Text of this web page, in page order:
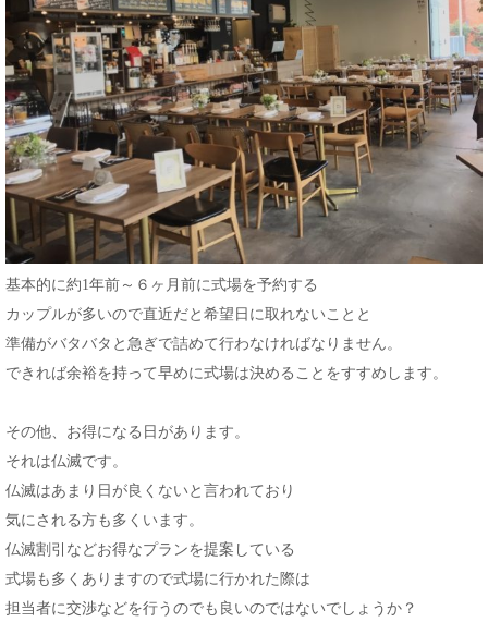
基本的に約1年前～６ヶ月前に式場を予約する
カップルが多いので直近だと希望日に取れないことと
準備がバタバタと急ぎで詰めて行わなければなりません。
できれば余裕を持って早めに式場は決めることをすすめします。
その他、お得になる日があります。
それは仏滅です。
仏滅はあまり日が良くないと言われており
気にされる方も多くいます。
仏滅割引などお得なプランを提案している
式場も多くありますので式場に行かれた際は
担当者に交渉などを行うのでも良いのではないでしょうか？